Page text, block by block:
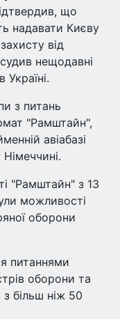
що
надавати Києву
від
нещодавні
Україні.
з питань
"Рамштайн",
авіабазі
"Рамштайн" з 13
можливості
оборони
питаннями
оборони та
з більш ніж 50